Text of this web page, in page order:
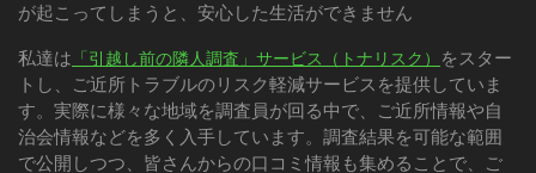
が起こってしまうと、安心した生活ができません
私達は 「引越し前の隣人調査」サービス（トナリスク） をスター
トし、ご近所トラブルのリスク軽減サービスを提供していま
す。実際に様々な地域を調査員が回る中で、ご近所情報や自
治会情報などを多く入手しています。調査結果を可能な範囲
で公開しつつ、皆さんからの口コミ情報も集めることで、ご